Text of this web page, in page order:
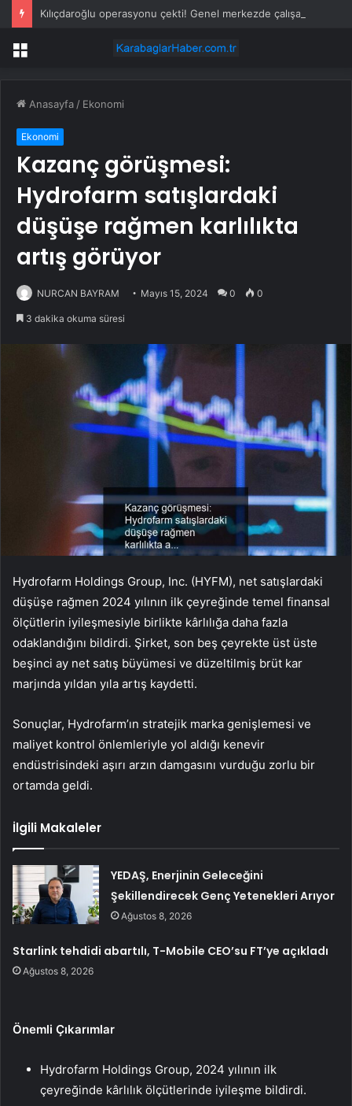
Menü
Anasayfa / Ekonomi
Ekonomi
Kazanç görüşmesi:
Hydrofarm satışlardaki
düşüşe rağmen karlılıkta
artış görüyor
NURCAN BAYRAM Mayıs 15, 2024 0 0
3 dakika okuma süresi
Hydrofarm Holdings Group, Inc. (HYFM), net satışlardaki
düşüşe rağmen 2024 yılının ilk çeyreğinde temel finansal
ölçütlerin iyileşmesiyle birlikte kârlılığa daha fazla
odaklandığını bildirdi. Şirket, son beş çeyrekte üst üste
beşinci ay net satış büyümesi ve düzeltilmiş brüt kar
marjında yıldan yıla artış kaydetti.
Sonuçlar, Hydrofarm’ın stratejik marka genişlemesi ve
maliyet kontrol önlemleriyle yol aldığı kenevir
endüstrisindeki aşırı arzın damgasını vurduğu zorlu bir
ortamda geldi.
İlgili Makaleler
YEDAŞ, Enerjinin Geleceğini
Şekillendirecek Genç Yetenekleri Arıyor
Ağustos 8, 2026
Starlink tehdidi abartılı, T-Mobile CEO’su FT’ye açıkladı
Ağustos 8, 2026
Önemli Çıkarımlar
Hydrofarm Holdings Group, 2024 yılının ilk
çeyreğinde kârlılık ölçütlerinde iyileşme bildirdi.